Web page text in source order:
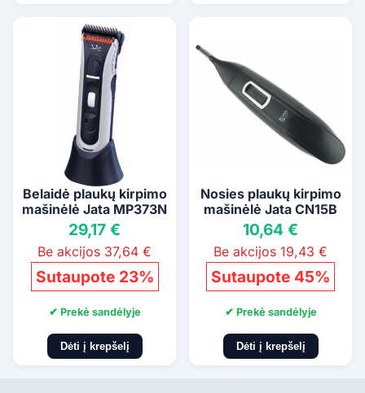
Belaidė plaukų kirpimo
mašinėlė Jata MP373N
29,17 €
Be akcijos 37,64 €
Sutaupote 23%
✔ Prekė sandėlyje
Dėti į krepšelį
Nosies plaukų kirpimo
mašinėlė Jata CN15B
10,64 €
Be akcijos 19,43 €
Sutaupote 45%
✔ Prekė sandėlyje
Dėti į krepšelį